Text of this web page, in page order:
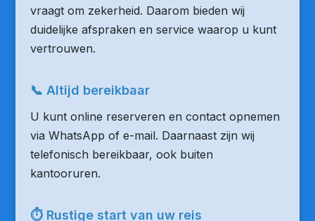
vraagt om zekerheid. Daarom bieden wij
duidelijke afspraken en service waarop u kunt
vertrouwen.
📞 Altijd bereikbaar
U kunt online reserveren en contact opnemen
via WhatsApp of e-mail. Daarnaast zijn wij
telefonisch bereikbaar, ook buiten
kantooruren.
⏱ Rustige start van uw reis